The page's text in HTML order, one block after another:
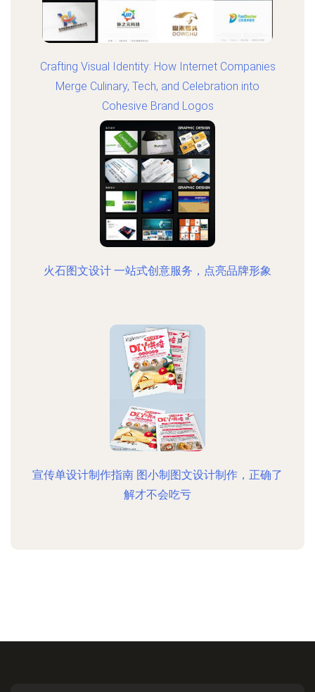
Crafting Visual Identity: How Internet Companies
Merge Culinary, Tech, and Celebration into
Cohesive Brand Logos
火石图文设计 一站式创意服务，点亮品牌形象
宣传单设计制作指南 图小制图文设计制作，正确了
解才不会吃亏